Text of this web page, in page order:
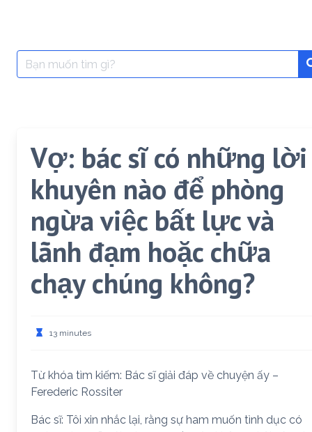
Search
for:
Vợ: bác sĩ có những lời
khuyên nào để phòng
ngừa việc bất lực và
lãnh đạm hoặc chữa
chạy chúng không?
13 minutes
Từ khóa tìm kiếm: Bác sĩ giải đáp về chuyện ấy –
Ferederic Rossiter
Bác sĩ: Tôi xin nhắc lại, rằng sự ham muốn tình dục có